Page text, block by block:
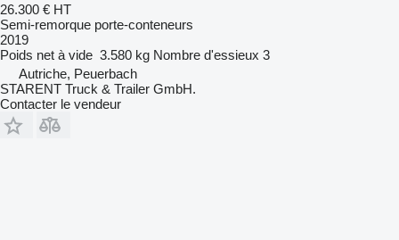
26.300 € HT
Semi-remorque porte-conteneurs
2019
Poids net à vide 3.580 kg Nombre d'essieux 3
Autriche, Peuerbach
STARENT Truck & Trailer GmbH.
Contacter le vendeur